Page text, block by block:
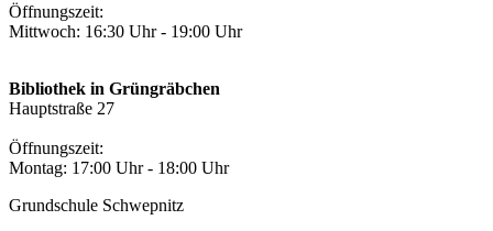
Öffnungszeit:
Mittwoch: 16:30 Uhr - 19:00 Uhr
Bibliothek in Grüngräbchen
Hauptstraße 27
Öffnungszeit:
Montag: 17:00 Uhr - 18:00 Uhr
Grundschule Schwepnitz